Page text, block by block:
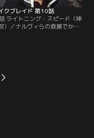
クブレイド 第10話
ライトニング・スピード（神
）／ナルヴィらの救援でかろ
ライガットの本当の望みをえ
そうと問いかける。そのと